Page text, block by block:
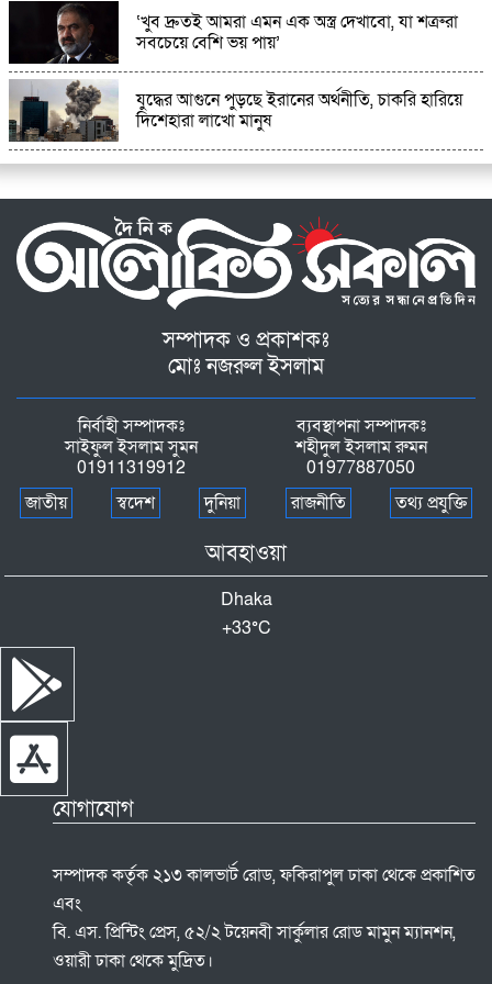
‘খুব দ্রুতই আমরা এমন এক অস্ত্র দেখাবো, যা শত্রুরা
সবচেয়ে বেশি ভয় পায়’
যুদ্ধের আগুনে পুড়ছে ইরানের অর্থনীতি, চাকরি হারিয়ে
দিশেহারা লাখো মানুষ
সম্পাদক ও প্রকাশকঃ
মোঃ নজরুল ইসলাম
নির্বাহী সম্পাদকঃ
সাইফুল ইসলাম সুমন
01911319912
ব্যবস্থাপনা সম্পাদকঃ
শহীদুল ইসলাম রুমন
01977887050
জাতীয়
স্বদেশ দুনিয়া রাজনীতি তথ্য প্রযুক্তি
আবহাওয়া
Dhaka
+33°C
যোগাযোগ
সম্পাদক কর্তৃক ২১৩ কালভার্ট রোড, ফকিরাপুল ঢাকা থেকে প্রকাশিত
এবং
বি. এস. প্রিন্টিং প্রেস, ৫২/২ টয়েনবী সার্কুলার রোড মামুন ম্যানশন,
ওয়ারী ঢাকা থেকে মুদ্রিত।